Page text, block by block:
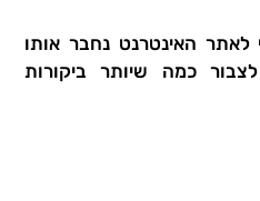
לאתר האינטרנט נחבר אותו
כמה שיותר ביקורות